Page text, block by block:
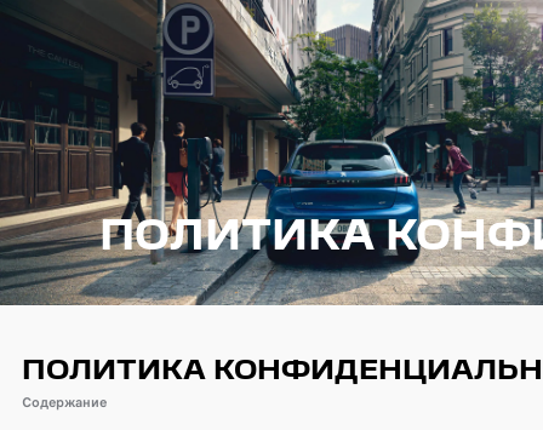
ПОЛИТИКА
ПОЛИТИКА
Содержание